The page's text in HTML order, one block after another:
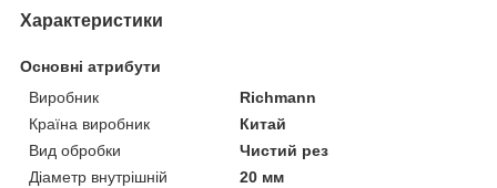
Характеристики
Основні атрибути
Виробник
Richmann
Країна виробник
Китай
Вид обробки
Чистий рез
Діаметр внутрішній
20 мм